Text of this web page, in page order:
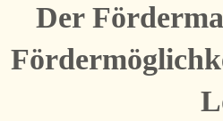
Der